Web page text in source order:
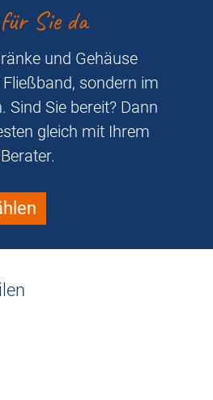
Sie da
und Gehäuse
sondern im
Sind Sie bereit? Dann
gleich mit Ihrem